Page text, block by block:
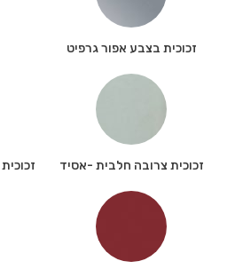
זכוכית בצבע אפור גרפיט
זכוכית צרובה חלבית -אסיד